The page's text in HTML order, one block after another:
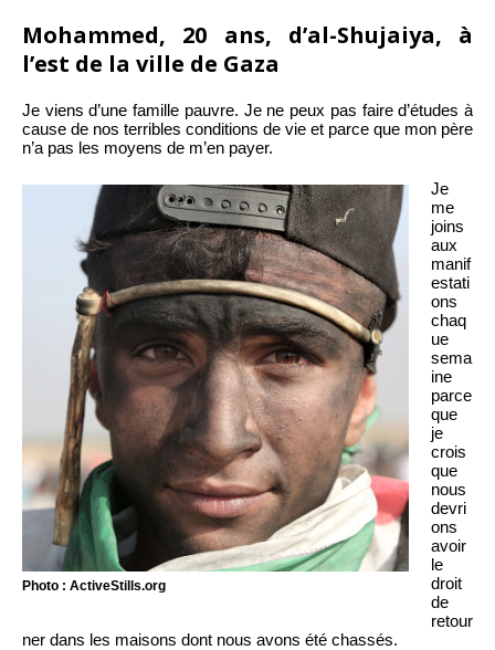
Mohammed, 20 ans, d’al-Shujaiya, à
l’est de la ville de Gaza
Je viens d’une famille pauvre. Je ne peux pas faire d’études à
cause de nos terribles conditions de vie et parce que mon père
n’a pas les moyens de m’en payer.
Photo : ActiveStills.org
Je
me
joins
aux
manif
estati
ons
chaq
ue
sema
ine
parce
que
je
crois
que
nous
devri
ons
avoir
le
droit
de
retour
ner dans les maisons dont nous avons été chassés.